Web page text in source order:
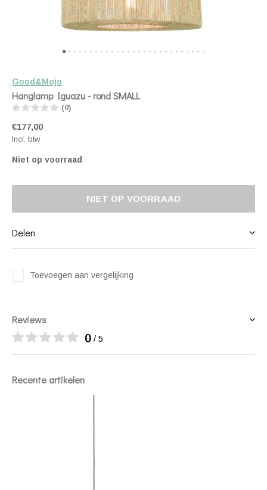
Good&Mojo
Hanglamp Iguazu - rond SMALL
(0)
€177,00
Incl. btw
Niet op voorraad
NIET OP VOORRAAD
Delen
Toevoegen aan vergelijking
Reviews
0 / 5
Recente artikelen